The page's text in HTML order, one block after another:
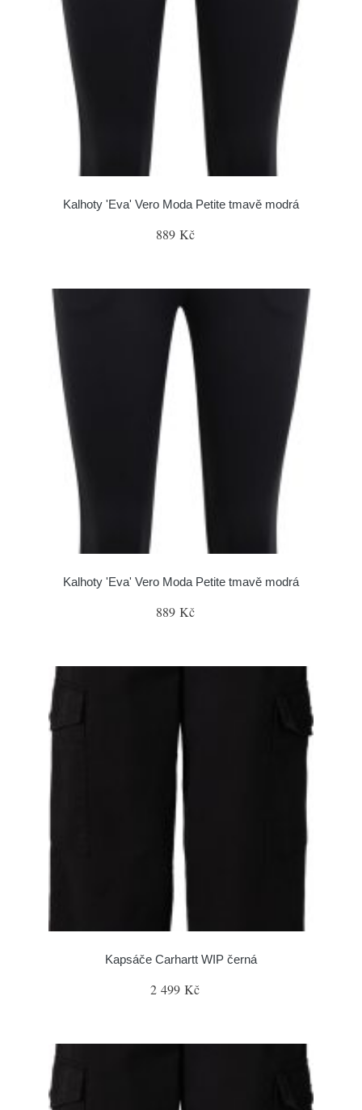
Kalhoty 'Eva' Vero Moda Petite tmavě modrá
889 Kč
Kalhoty 'Eva' Vero Moda Petite tmavě modrá
889 Kč
Kapsáče Carhartt WIP černá
2 499 Kč